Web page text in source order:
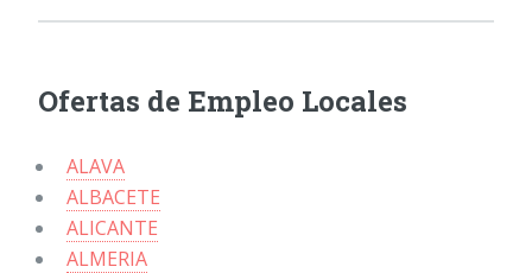
Ofertas de Empleo Locales
ALAVA
ALBACETE
ALICANTE
ALMERIA